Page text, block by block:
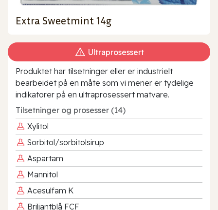
Extra Sweetmint 14g
Ultraprosessert
Produktet har tilsetninger eller er industrielt
bearbeidet på en måte som vi mener er tydelige
indikatorer på en ultraprosessert matvare.
Tilsetninger og prosesser (14)
Xylitol
Sorbitol/sorbitolsirup
Aspartam
Mannitol
Acesulfam K
Briljantblå FCF